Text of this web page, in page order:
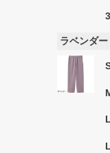
ラベンダー